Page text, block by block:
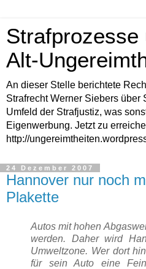
Strafprozesse
Alt-
An dieser Stelle berichtete
Strafrecht Werner Siebers über
Umfeld der Strafjustiz, was
Eigenwerbung. Jetzt zu
http://
24 Dezember 2007
Hannover nur noch
Plakette
Autos mit hohen
werden. Daher wird
Umweltzone. Wer dort
für sein Auto eine